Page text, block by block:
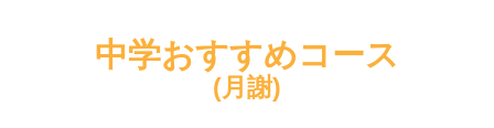
中学おすすめコース
(月謝)